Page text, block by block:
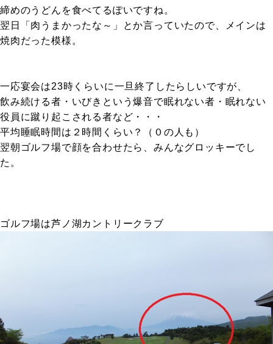
締めのうどんを食べてるぽいですね。
翌日「肉うまかったな～」とか言っていたので、メインは
焼肉だった模様。
一応宴会は23時くらいに一旦終了したらしいですが、
飲み続ける者・いびきという爆音で眠れない者・眠れない
役員に蹴り起こされる者など・・・
平均睡眠時間は２時間くらい？（０の人も）
翌朝ゴルフ場で顔を合わせたら、みんなグロッキーでし
た。
ゴルフ場は芦ノ湖カントリークラブ